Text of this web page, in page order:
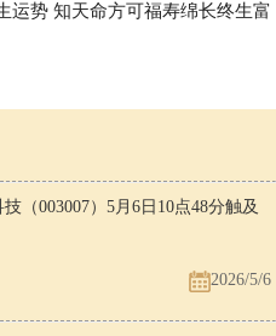
运势 知天命方可福寿绵长终生富
（003007）5月6日10点48分触及
2026/5/6